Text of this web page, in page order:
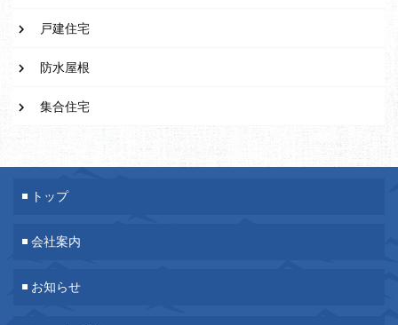
戸建住宅
防水屋根
集合住宅
トップ
会社案内
お知らせ